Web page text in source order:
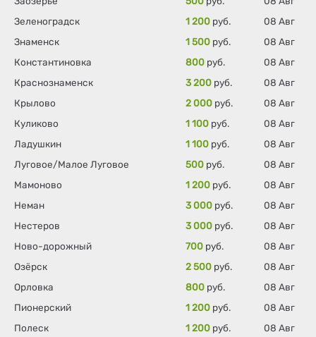
Зеленоградск
1 200 руб.
08 Авг
Знаменск
1 500 руб.
08 Авг
Константиновка
800 руб.
08 Авг
Краснознаменск
3 200 руб.
08 Авг
Крылово
2 000 руб.
08 Авг
Куликово
1 100 руб.
08 Авг
Ладушкин
1 100 руб.
08 Авг
Луговое/Малое Луговое
500 руб.
08 Авг
Мамоново
1 200 руб.
08 Авг
Неман
3 000 руб.
08 Авг
Нестеров
3 000 руб.
08 Авг
Ново-дорожный
700 руб.
08 Авг
Озёрск
2 500 руб.
08 Авг
Орловка
800 руб.
08 Авг
Пионерский
1 200 руб.
08 Авг
Полеск
1 200 руб.
08 Авг